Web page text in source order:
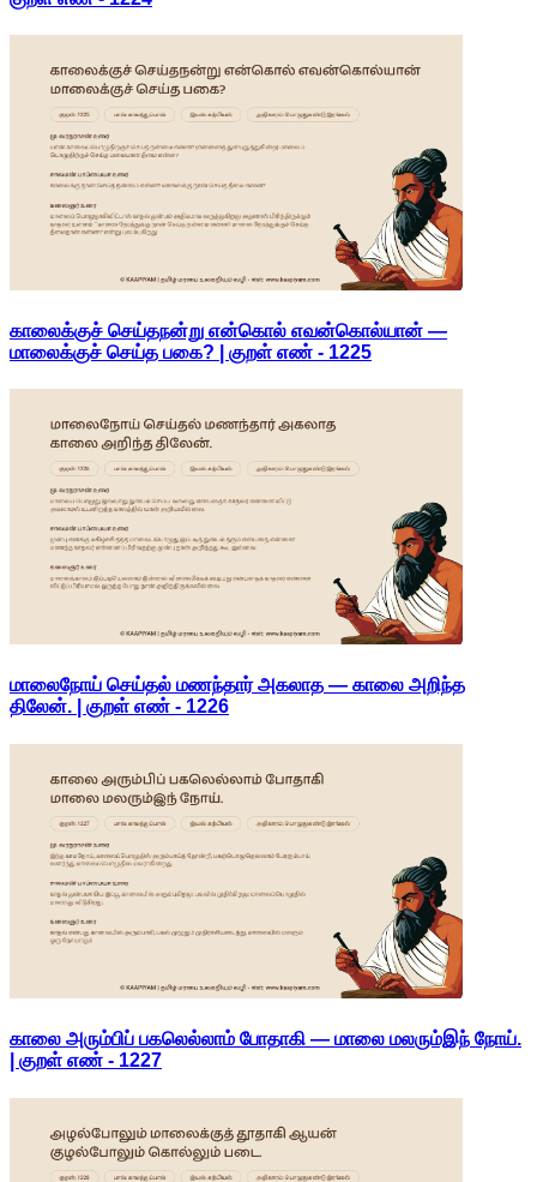
காலைக்குச் செய்தநன்று என்கொல் எவன்கொல்யான் —
மாலைக்குச் செய்த பகை? | குறள் எண் - 1225
மாலைநோய் செய்தல் மணந்தார் அகலாத — காலை அறிந்த
திலேன். | குறள் எண் - 1226
காலை அரும்பிப் பகலெல்லாம் போதாகி — மாலை மலரும்இந் நோய்.
| குறள் எண் - 1227